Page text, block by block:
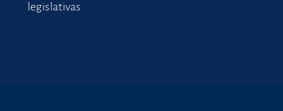
legislativas